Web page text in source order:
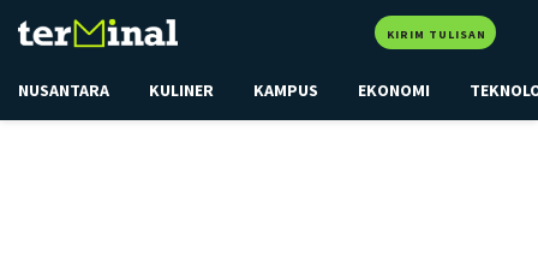
KIRIM TULISAN
NUSANTARA KULINER KAMPUS EKONOMI